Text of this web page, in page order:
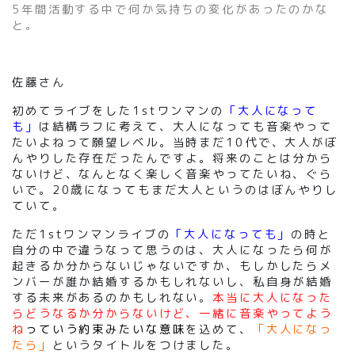
5年間活動する中で何か気持ちの変化があったのかな
と。
佐藤さん
初めてライブをした1stワンマンの 「大人になって
も」 は結構ラフに考えて、大人になっても音楽やって
たいよねって願望レベル。当時まだ10代で、大人がぼ
んやりした存在だったんですよ。将来のことは分から
ないけど、なんとなく楽しく音楽やってたいね、ぐら
いで。20歳になってもまだ大人というのはぼんやりし
ていて。
ただ1stワンマンライブの 「大人になっても」 の時と
自分の中で違うなって思うのは、大人になったら何が
起きるか分からないじゃないですか、もしかしたらメ
ンバーが誰か結婚するかもしれないし、私自身が結婚
する未来があるのかもしれない。本当に大人になった
らどうなるか分からないけど、一緒に音楽やってよう
ね っていう約束みたいな意味を込めて、
「大人になっ
たら」
というタイトルをつけました。